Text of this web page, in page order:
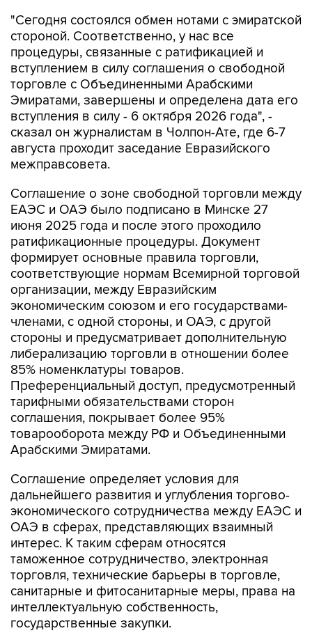
"Сегодня состоялся обмен нотами с эмиратской
стороной. Соответственно, у нас все
процедуры, связанные с ратификацией и
вступлением в силу соглашения о свободной
торговле с Объединенными Арабскими
Эмиратами, завершены и определена дата его
вступления в силу - 6 октября 2026 года", -
сказал он журналистам в Чолпон-Ате, где 6-7
августа проходит заседание Евразийского
межправсовета.
Соглашение о зоне свободной торговли между
ЕАЭС и ОАЭ было подписано в Минске 27
июня 2025 года и после этого проходило
ратификационные процедуры. Документ
формирует основные правила торговли,
соответствующие нормам Всемирной торговой
организации, между Евразийским
экономическим союзом и его государствами-
членами, с одной стороны, и ОАЭ, с другой
стороны и предусматривает дополнительную
либерализацию торговли в отношении более
85% номенклатуры товаров.
Преференциальный доступ, предусмотренный
тарифными обязательствами сторон
соглашения, покрывает более 95%
товарооборота между РФ и Объединенными
Арабскими Эмиратами.
Соглашение определяет условия для
дальнейшего развития и углубления торгово-
экономического сотрудничества между ЕАЭС и
ОАЭ в сферах, представляющих взаимный
интерес. К таким сферам относятся
таможенное сотрудничество, электронная
торговля, технические барьеры в торговле,
санитарные и фитосанитарные меры, права на
интеллектуальную собственность,
государственные закупки.